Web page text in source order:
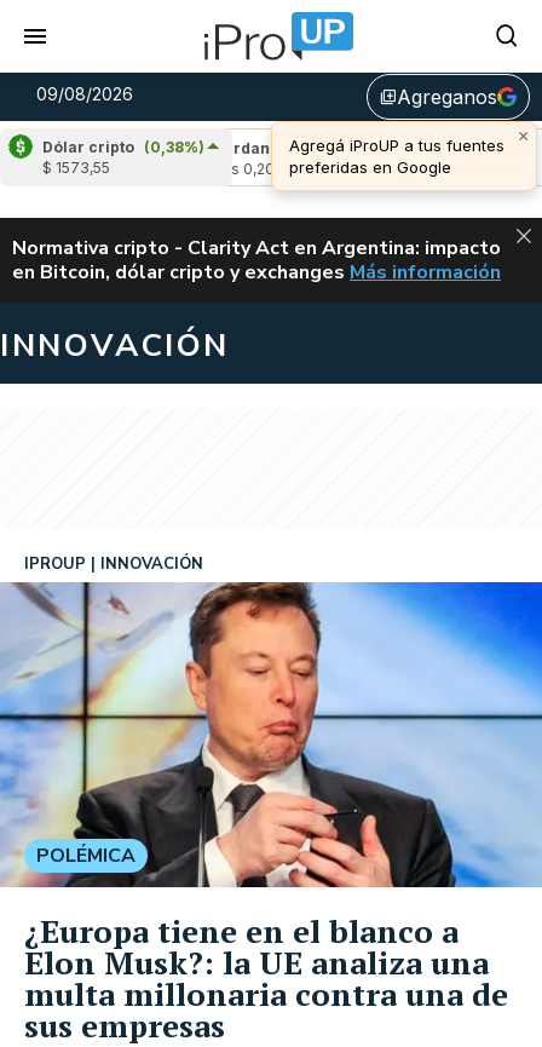
09/08/2026 library_addAgreganos
×
Agregá iProUP a tus fuentes
preferidas en Google
Dólar cripto (0,38%)
$ 1573,55
Cardano (-0,02%)
u$s 0,20
Avalanche
u$s 6,48
ALERTA
Normativa cripto - Clarity Act en Argentina: impacto
en Bitcoin, dólar cripto y exchanges CLARITY ACT EN
Más información
INNOVACIÓN
IPROUP INNOVACIÓN
POLÉMICA
¿Europa tiene en el blanco a
Elon Musk?: la UE analiza una
multa millonaria contra una de
sus empresas